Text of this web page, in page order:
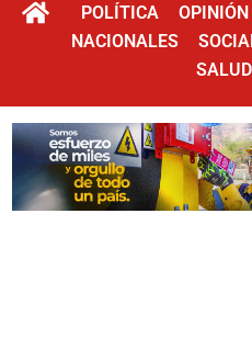
POLÍTICA OPINIÓN
NACIONALES
SALUD